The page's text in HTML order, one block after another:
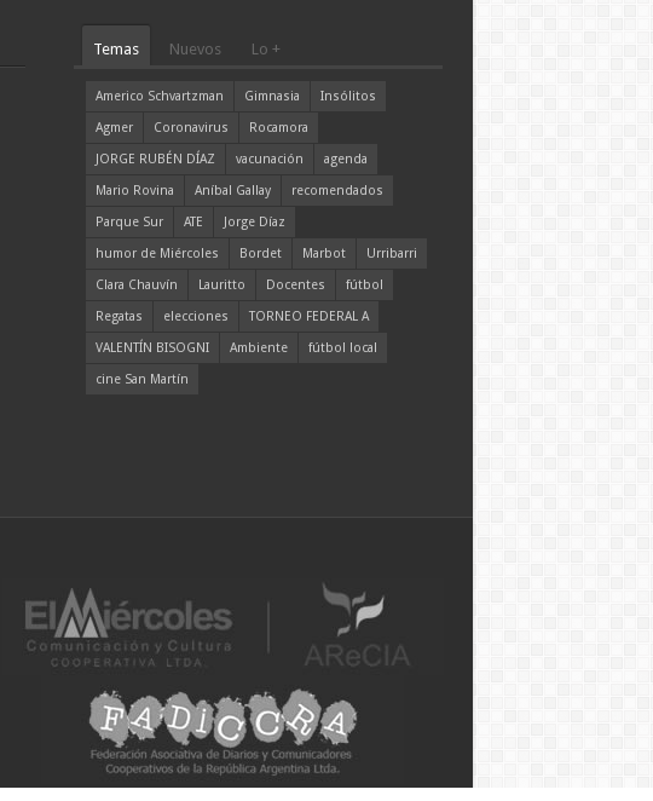
Temas Nuevos Lo +
Americo Schvartzman Gimnasia
Insólitos
Agmer
Coronavirus
Rocamora
JORGE RUBÉN DÍAZ
vacunación
agenda
Mario Rovina
Aníbal Gallay
recomendados
Parque Sur
ATE
Jorge Díaz
humor de Miércoles
Bordet Marbot
Urribarri
Clara Chauvín
Lauritto Docentes
fútbol
Regatas
elecciones
TORNEO FEDERAL A
VALENTÍN BISOGNI
Ambiente
fútbol local
cine San Martín